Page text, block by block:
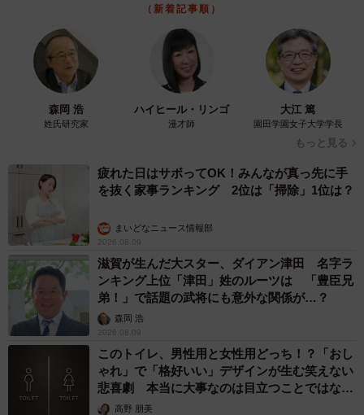
4/4
ーー双子ちゃんの子育てで、大変だと思うことは？
「生後7カ月頃までは、夜も交互に起きてなかなか寝られな
かったことです。ひとり買い物のときには、抱っことベビ
ーカーで行くのですが、買い物かごを持つことも大変で、
途中で泣き出すと手がふさがっていてどうにもできず、最
低限必要なものだけ買って帰ることも多々……。離乳食も
ストックがすぐなくなるし、交互にあげても泣いて催促さ
（新着記事順）
森岡 浩
姓氏研究家
ハイヒール・リンゴ
漫才師
大江 篤
園田学園女子大学学長
もっと見る
疲れた日はサボってOK！みんなが真っ先に手
を抜く家事ランキング 2位は「掃除」1位は？
まいどなニュース情報部
2026.08.09
滋賀が生んだ大スター、ダイアン津田 名字ラ
ンキング上位「津田」姓のルーツは 「豊臣兄
弟！」で話題の武将にも意外な関係が…？
森岡 浩
2026.08.09
このトイレ、男性用と女性用どっち！？「おし
ゃれ」で「格好いい」デザインが生む笑えない
悲喜劇 本当に大事なのは目立つことではな
く…高野 朋美